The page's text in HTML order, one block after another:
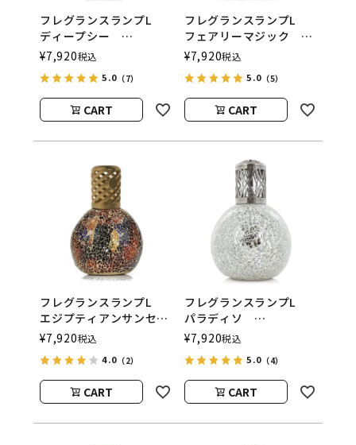
フレグランスランプL
ディープシー
ASHLEIGH&BURWOOD
（アシュレイアンドバー
ウッド）
¥7,920税込
5.0 （7）
CART
フレグランスランプL
フェアリーマジック
ASHLEIGH&BURWOOD
（アシュレイアンドバー
ウッド）
¥7,920税込
5.0（5）
CART
フレグランスランプL
エジプティアンサンセッ
ト
ASHLEIGH&BURWOOD
（アシュレイアンドバー
ウッド）
¥7,920税込
4.0 （2）
CART
フレグランスランプL
パラディソ
ASHLEIGH&BURWOOD
（アシュレイアンドバー
ウッド）
¥7,920税込
5.0（4）
CART